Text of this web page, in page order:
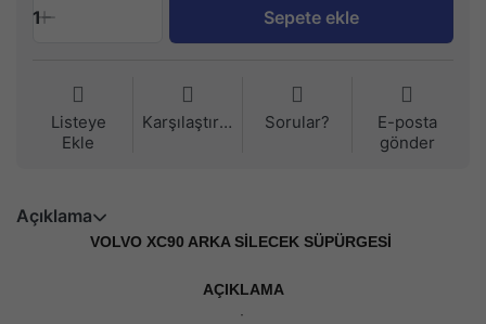
1 Sepete ekle
Listeye
Ekle
Karşılaştırma Sorular?
E-posta
gönder
Açıklama
VOLVO XC90 ARKA SİLECEK SÜPÜRGESİ
AÇIKLAMA
·